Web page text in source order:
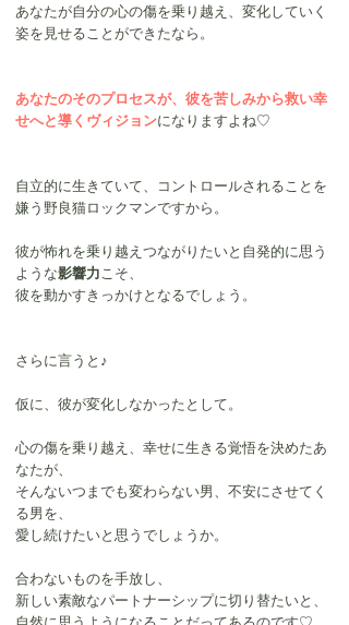
あなたが自分の心の傷を乗り越え、変化していく
姿を見せることができたなら。
あなたのそのプロセスが、彼を苦しみから救い幸
せへと導くヴィジョンになりますよね♡
自立的に生きていて、コントロールされることを
嫌う野良猫ロックマンですから。
彼が怖れを乗り越えつながりたいと自発的に思う
ような影響力こそ、
彼を動かすきっかけとなるでしょう。
さらに言うと♪
仮に、彼が変化しなかったとして。
心の傷を乗り越え、幸せに生きる覚悟を決めたあ
なたが、
そんないつまでも変わらない男、不安にさせてく
る男を、
愛し続けたいと思うでしょうか。
合わないものを手放し、
新しい素敵なパートナーシップに切り替たいと、